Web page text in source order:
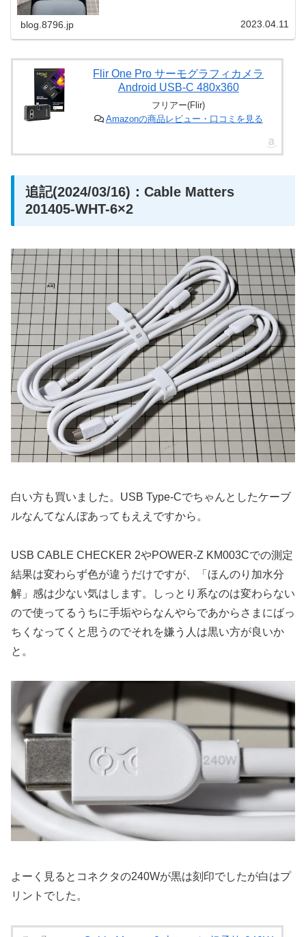
blog.8796.jp 2023.04.11
Flir One Pro サーモグラフィカメラ
Android USB-C 480x360
フリアー(Flir)
Amazonの商品レビュー・口コミを見る
追記(2024/03/16)：Cable Matters
201405-WHT-6×2
白い方も買いました。USB Type-Cでちゃんとしたケーブ
ルなんてなんぼあってもええですから。
USB CABLE CHECKER 2やPOWER-Z KM003Cでの測定
結果は変わらず色が違うだけですが、「ほんのり加水分
解」感は少ない気はします。しっとり系なのは変わらない
ので使ってるうちに手垢やらなんやらであからさまにばっ
ちくなってくと思うのでそれを嫌う人は黒い方が良いか
と。
よーく見るとコネクタの240Wが黒は刻印でしたが白はプ
リントでした。